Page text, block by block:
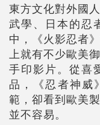
東方文化對外國
武學、日本的忍
中，《火影忍者
上就有不少歐美
手印影片。從喜
品，《忍者神
範，卻看到歐美
並不容易。